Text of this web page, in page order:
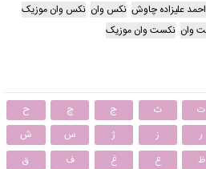
علیزاده چاوش نکس وان نکس وان موزیک
وان نکست وان موزیک
ت ث ج چ
ح
ر ز ژ س
ش
ظ ع غ ف
ق